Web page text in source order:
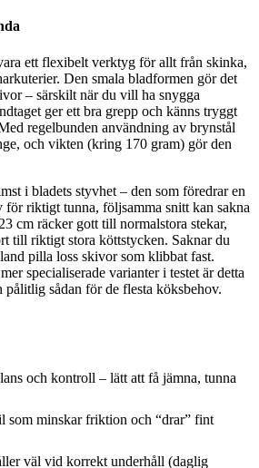
ett flexibelt verktyg för allt från skinka,
Den smala bladformen gör det
– särskilt när du vill ha snygga
ger ett bra grepp och känns tryggt
regelbunden användning av brynstål
och vikten (kring 170 gram) gör den
i bladets styvhet – den som föredrar en
riktigt tunna, följsamma snitt kan sakna
cm räcker gott till normalstora stekar,
till riktigt stora köttstycken. Saknar du
pilla loss skivor som klibbat fast.
specialiserade varianter i testet är detta
pålitlig sådan för de flesta köksbehov.
och kontroll – lätt att få jämna, tunna
som minskar friktion och “drar” fint
väl vid korrekt underhåll (daglig